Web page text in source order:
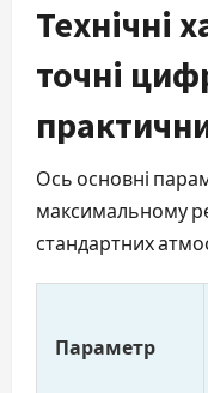
Технічні
точні
Ось основні
максимальному
стандартних
Параметр